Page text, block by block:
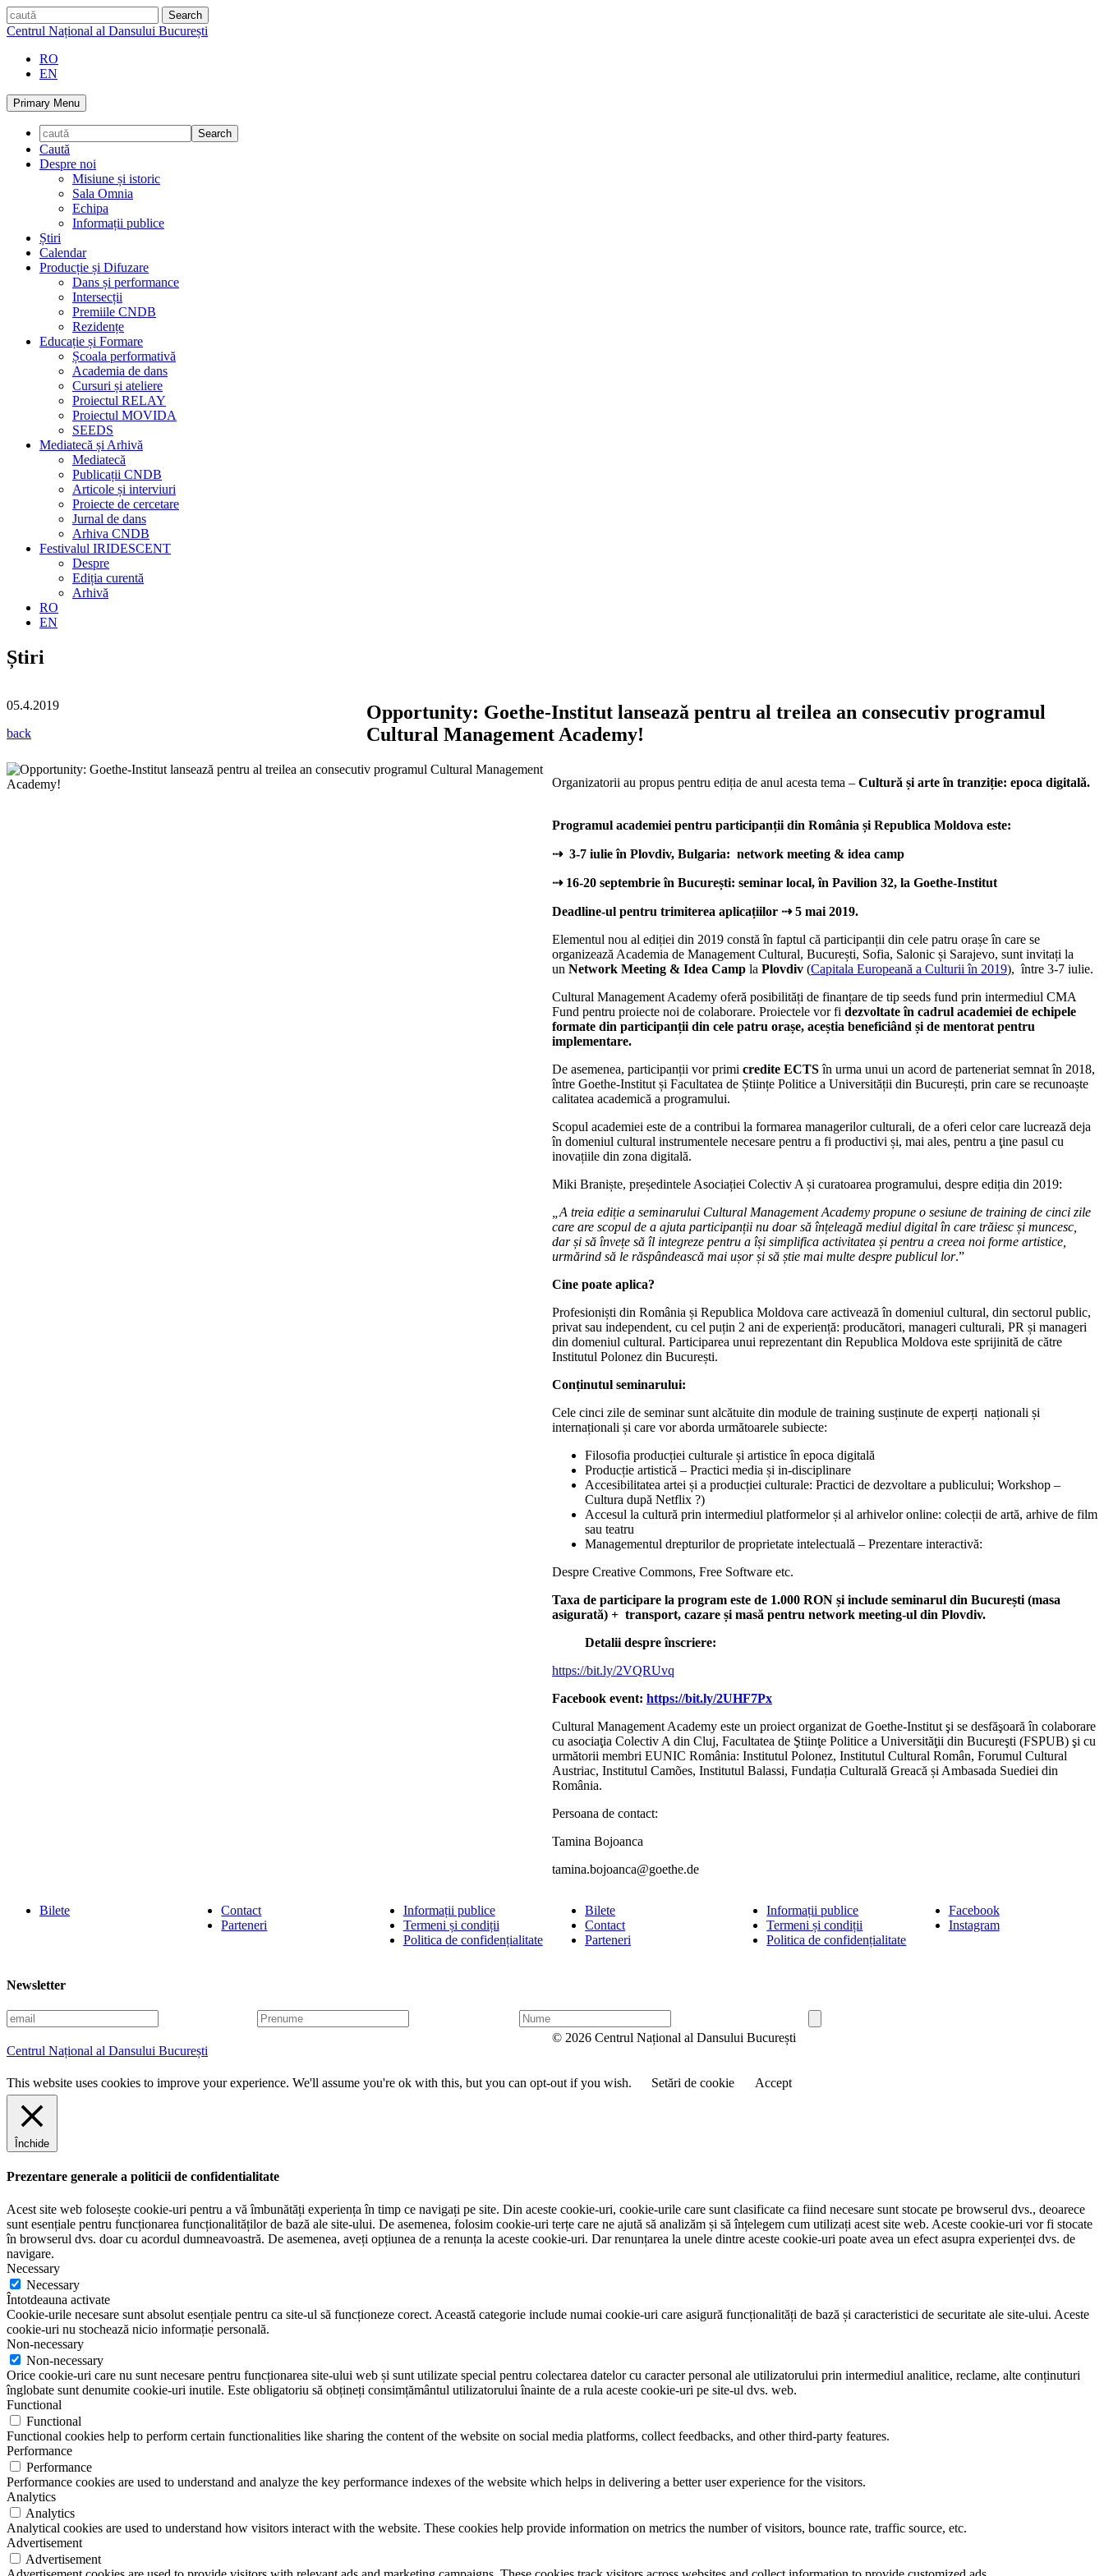
Skip
to
caută
Centrul Național al Dansului București
RO
EN
Primary Menu
Caută
Despre noi
Misiune și istoric
Sala Omnia
Echipa
Informații publice
Știri
Calendar
Producție și Difuzare
Dans și performance
Intersecții
Premiile CNDB
Rezidențe
Educație și Formare
Școala performativă
Academia de dans
Cursuri și ateliere
Proiectul RELAY
Proiectul MOVIDA
SEEDS
Mediatecă și Arhivă
Mediatecă
Publicații CNDB
Articole și interviuri
Proiecte de cercetare
Jurnal de dans
Arhiva CNDB
Festivalul IRIDESCENT
Despre
Ediția curentă
Arhivă
RO
EN
Știri
05.4.2019
back
Opportunity: Goethe-Institut lansează pentru al treilea an consecutiv programul
Cultural Management Academy!
Organizatorii au propus pentru ediția de anul acesta tema – Cultură și arte în tranziție: epoca digitală.
Programul academiei pentru participanții din România și Republica Moldova este:
⇢3-7 iulie în Plovdiv, Bulgaria: network meeting & idea camp
⇢16-20 septembrie în București: seminar local, în Pavilion 32, la Goethe-Institut
Deadline-ul pentru trimiterea aplicațiilor ⇢5 mai 2019.
Elementul nou al ediției din 2019 constă în faptul că participanții din cele patru orașe în care se
organizează Academia de Management Cultural, București, Sofia, Salonic și Sarajevo, sunt invitați la
un Network Meeting & Idea Camp la Plovdiv (Capitala Europeană a Culturii în 2019), între 3-7 iulie.
Cultural Management Academy oferă posibilități de finanțare de tip seeds fund prin intermediul CMA
Fund pentru proiecte noi de colaborare. Proiectele vor fi dezvoltate în cadrul academiei de echipele
formate din participanții din cele patru orașe, aceștia beneficiând și de mentorat pentru
implementare.
De asemenea, participanții vor primi credite ECTSîn urma unui un acord de parteneriat semnat în 2018,
între Goethe-Institut și Facultatea de Științe Politice a Universității din București, prin care se recunoaște
calitatea academică a programului.
Scopul academiei este de a contribui la formarea managerilor culturali, de a oferi celor care lucrează deja
în domeniul cultural instrumentele necesare pentru a fi productivi și, mai ales, pentru a ţine pasul cu
inovațiile din zona digitală.
Miki Braniște, președintele Asociației Colectiv A și curatoarea programului, despre ediția din 2019:
„A treia ediție a seminarului Cultural Management Academy propune o sesiune de training de cinci zile
care are scopul de a ajuta participanții nu doar să înțeleagă mediul digital în care trăiesc și muncesc,
dar și să învețe să îl integreze pentru a își simplifica activitatea și pentru a creea noi forme artistice,
urmărind să le răspândească mai ușor și să știe mai multe despre publicul lor.”
Cine poate aplica?
Profesioniști din România și Republica Moldova care activează în domeniul cultural, din sectorul public,
privat sau independent, cu cel puțin 2 ani de experiență: producători, manageri culturali, PR și manageri
din domeniul cultural. Participarea unui reprezentant din Republica Moldova este sprijinită de către
Institutul Polonez din București.
Conținutul seminarului:
Cele cinci zile de seminar sunt alcătuite din module de training susținute de experți naționali și
internaționali și care vor aborda următoarele subiecte:
Filosofia producției culturale și artistice în epoca digitală
Producție artistică – Practici media și in-disciplinare
Accesibilitatea artei și a producției culturale: Practici de dezvoltare a publicului; Workshop –
Cultura după Netflix ?)
Accesul la cultură prin intermediul platformelor și al arhivelor online: colecții de artă, arhive de film
sau teatru
Managementul drepturilor de proprietate intelectuală – Prezentare interactivă:
Despre Creative Commons, Free Software etc.
Taxa de participare la program este de 1.000 RON și include seminarul din București (masa
asigurată) + transport, cazare și masă pentru network meeting-ul din Plovdiv.
Detalii despre înscriere:
https://bit.ly/2VQRUvq
Facebook event: https://bit.ly/2UHF7Px
Cultural Management Academy este un proiect organizat de Goethe-Institut şi se desfăşoară în colaborare
cu asociaţia Colectiv A din Cluj, Facultatea de Ştiinţe Politice a Universităţii din Bucureşti (FSPUB) şi cu
următorii membri EUNIC România: Institutul Polonez, Institutul Cultural Român, Forumul Cultural
Austriac, Institutul Camões, Institutul Balassi, Fundația Culturală Greacă și Ambasada Suediei din
România.
Persoana de contact:
Tamina Bojoanca
tamina.bojoanca@goethe.de
Bilete
Contact
Parteneri
Informații publice
Termeni și condiții
Politica de confidențialitate
Bilete
Contact
Parteneri
Informații publice
Termeni și condiții
Politica de confidențialitate
Facebook
Instagram
Newsletter
E
m
a
i
l
P
r
u
m
N
u
Centrul Național al Dansului București
© 2026 Centrul Național al Dansului București
This website uses cookies to improve your experience. We'll assume you're ok with this, but you can opt-out if you wish. Setări de cookie Accept
Închide
Prezentare generale a politicii de confidentialitate
Acest site web folosește cookie-uri pentru a vă îmbunătăți experiența în timp ce navigați pe site. Din aceste cookie-uri, cookie-urile care sunt clasificate ca fiind necesare sunt stocate pe browserul dvs., deoarece
sunt esențiale pentru funcționarea funcționalităților de bază ale site-ului. De asemenea, folosim cookie-uri terțe care ne ajută să analizăm și să înțelegem cum utilizați acest site web. Aceste cookie-uri vor fi stocate
în browserul dvs. doar cu acordul dumneavoastră. De asemenea, aveți opțiunea de a renunța la aceste cookie-uri. Dar renunțarea la unele dintre aceste cookie-uri poate avea un efect asupra experienței dvs. de
navigare.
Necessary
Necessary
Întotdeauna activate
Cookie-urile necesare sunt absolut esențiale pentru ca site-ul să funcționeze corect. Această categorie include numai cookie-uri care asigură funcționalități de bază și caracteristici de securitate ale site-ului. Aceste
cookie-uri nu stochează nicio informație personală.
Non-necessary
Non-necessary
Orice cookie-uri care nu sunt necesare pentru funcționarea site-ului web și sunt utilizate special pentru colectarea datelor cu caracter personal ale utilizatorului prin intermediul analitice, reclame, alte conținuturi
înglobate sunt denumite cookie-uri inutile. Este obligatoriu să obțineți consimțământul utilizatorului înainte de a rula aceste cookie-uri pe site-ul dvs. web.
Functional
Functional
Functional cookies help to perform certain functionalities like sharing the content of the website on social media platforms, collect feedbacks, and other third-party features.
Performance
Performance
Performance cookies are used to understand and analyze the key performance indexes of the website which helps in delivering a better user experience for the visitors.
Analytics
Analytics
Analytical cookies are used to understand how visitors interact with the website. These cookies help provide information on metrics the number of visitors, bounce rate, traffic source, etc.
Advertisement
Advertisement